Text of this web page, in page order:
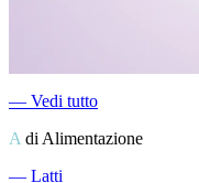
― Vedi tutto
A di Alimentazione
― Latti